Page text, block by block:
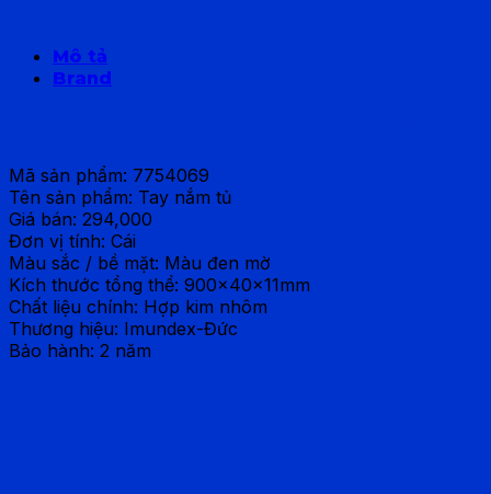
Mô tả
Brand
Mã sản phẩm: 7754069
Tên sản phẩm: Tay nắm tủ
Giá bán: 294,000
Đơn vị tính: Cái
Màu sắc / bề mặt: Màu đen mờ
Kích thước tổng thể: 900x40x11mm
Chất liệu chính: Hợp kim nhôm
Thương hiệu: Imundex-Đức
Bảo hành: 2 năm